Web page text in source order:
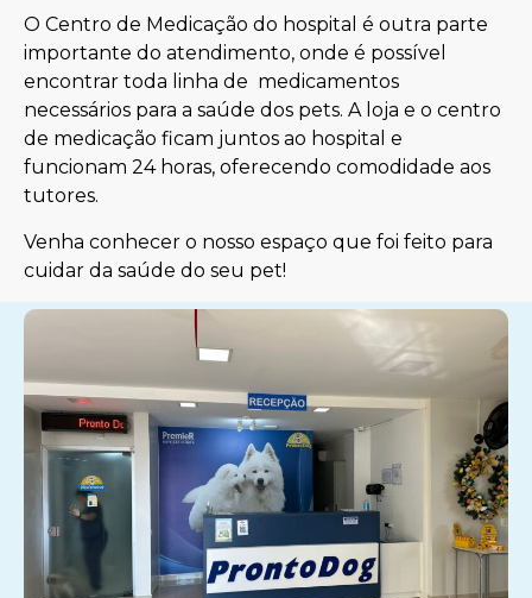
O Centro de Medicação do hospital é outra parte
importante do atendimento, onde é possível
encontrar toda linha de medicamentos
necessários para a saúde dos pets. A loja e o centro
de medicação ficam juntos ao hospital e
funcionam 24 horas, oferecendo comodidade aos
tutores.
Venha conhecer o nosso espaço que foi feito para
cuidar da saúde do seu pet!